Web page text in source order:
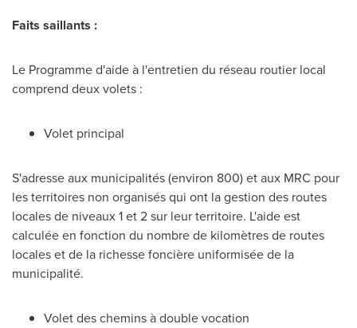
Faits saillants :
Le Programme d'aide à l'entretien du réseau routier local
comprend deux volets :
Volet principal
S'adresse aux municipalités (environ 800) etaux MRC pour
les territoires non organisés qui ont la gestion des routes
locales de niveaux 1 et 2 sur leur territoire. L'aide est
calculée en fonction du nombre de kilomètres de routes
locales et de la richesse foncière uniformisée de la
municipalité.
Volet des chemins à double vocation